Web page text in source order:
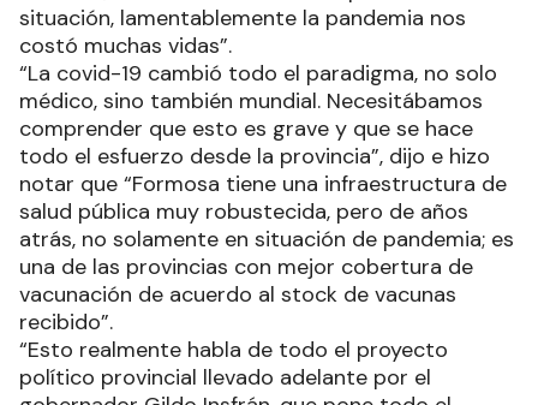
situación, lamentablemente la pandemia nos
costó muchas vidas”.
“La covid-19 cambió todo el paradigma, no solo
médico, sino también mundial. Necesitábamos
comprender que esto es grave y que se hace
todo el esfuerzo desde la provincia”, dijo e hizo
notar que “Formosa tiene una infraestructura de
salud pública muy robustecida, pero de años
atrás, no solamente en situación de pandemia; es
una de las provincias con mejor cobertura de
vacunación de acuerdo al stock de vacunas
recibido”.
“Esto realmente habla de todo el proyecto
político provincial llevado adelante por el